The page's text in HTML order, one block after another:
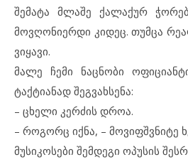
შემატა მლაშე ქალაქურ
მოვღონიერდი კიდეც. თუმცა
ვიყავი.
მალე ჩემი ნაცნობი
ტაქტიანად შეგვახსენა:
– ცხელი კერძის დროა.
– როგორც იქნა, – მოვიფშვნიტე
მუსიკოსები შემდეგი ოპუსის